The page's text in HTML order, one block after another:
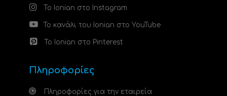
Το Ionian στο Instagram
Το κανάλι του Ionian στο YouTube
Το Ionian στο Pinterest
Πληροφορίες
Πληροφορίες για την εταιρεία